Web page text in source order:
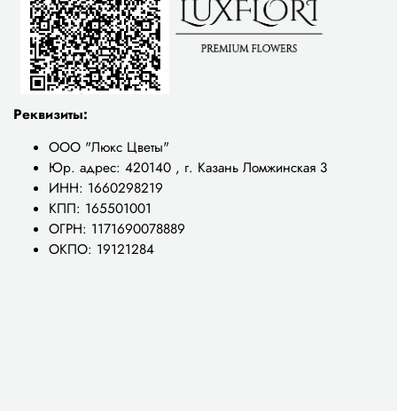
Реквизиты:
ООО "Люкс Цветы"
Юр. адрес: 420140 , г. Казань Ломжинская 3
ИНН: 1660298219
КПП: 165501001
ОГРН: 1171690078889
ОКПО: 19121284